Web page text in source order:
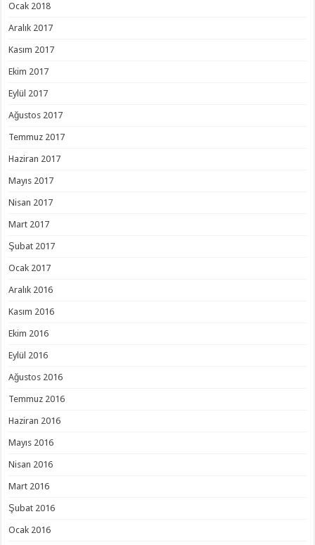
Ocak 2018
Aralık 2017
Kasım 2017
Ekim 2017
Eylül 2017
Ağustos 2017
Temmuz 2017
Haziran 2017
Mayıs 2017
Nisan 2017
Mart 2017
Şubat 2017
Ocak 2017
Aralık 2016
Kasım 2016
Ekim 2016
Eylül 2016
Ağustos 2016
Temmuz 2016
Haziran 2016
Mayıs 2016
Nisan 2016
Mart 2016
Şubat 2016
Ocak 2016